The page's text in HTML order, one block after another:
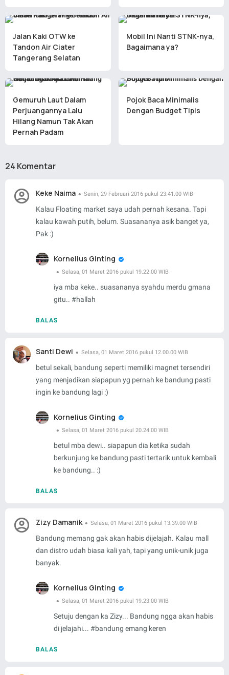
Jalan Kaki OTW ke
Tandon Air Ciater
Tangerang Selatan
Mobil Ini Nanti STNK-nya,
Bagaimana ya?
Gemuruh Laut Dalam
Perjuangannya Lalu
Hilang Namun Tak Akan
Pernah Padam
Pojok Baca Minimalis
Dengan Budget Tipis
24 Komentar
Keke Naima Senin, 29 Februari 2016 pukul 23.41.00 WIB
Kalau Floating market saya udah pernah kesana. Tapi
kalau kawah putih, belum. Suasananya asik banget ya,
Pak :)
BALAS
Kornelius Ginting
Selasa, 01 Maret 2016 pukul 19.22.00 WIB
iya mba keke.. suasananya syahdu merdu gmana
gitu.. #hallah
Santi Dewi Selasa, 01 Maret 2016 pukul 12.00.00 WIB
betul sekali, bandung seperti memiliki magnet tersendiri
yang menjadikan siapapun yg pernah ke bandung pasti
ingin ke bandung lagi :)
BALAS
Kornelius Ginting
Selasa, 01 Maret 2016 pukul 20.24.00 WIB
betul mba dewi.. siapapun dia ketika sudah
berkunjung ke bandung pasti tertarik untuk kembali
ke bandung.. :)
Zizy Damanik Selasa, 01 Maret 2016 pukul 13.39.00 WIB
Bandung memang gak akan habis dijelajah. Kalau mall
dan distro udah biasa kali yah, tapi yang unik-unik juga
banyak.
BALAS
Kornelius Ginting
Selasa, 01 Maret 2016 pukul 19.23.00 WIB
Setuju dengan ka Zizy... Bandung ngga akan habis
di jelajahi... #bandung emang keren